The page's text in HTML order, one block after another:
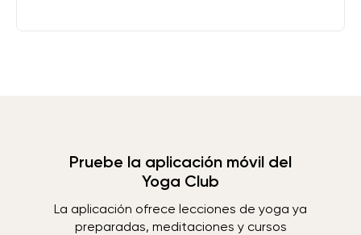
Pruebe la aplicación móvil del
Yoga Club
La aplicación ofrece lecciones de yoga ya
preparadas, meditaciones y cursos